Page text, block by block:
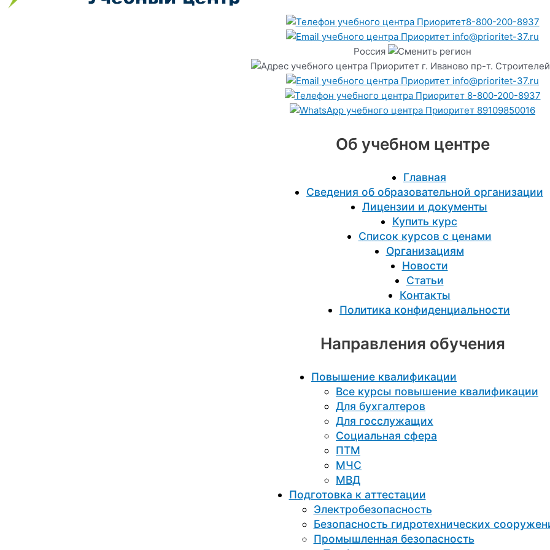
8-800-200-8937
info@prioritet-37.ru
Россия
г. Иваново пр-т.
info@prioritet-37.ru
8-800-200-8937
89109850016
Об учебном центре
Главная
Сведения об образовательной организации
Лицензии и документы
Купить курс
Список курсов с ценами
Организациям
Новости
Статьи
Контакты
Политика конфиденциальности
Направления обучения
Повышение квалификации
Все курсы повышение квалификации
Для бухгалтеров
Для госслужащих
Социальная сфера
ПТМ
МЧС
МВД
Подготовка к aттестации
Электробезопасность
Безопасность гидротехнических
Промышленная безопасность